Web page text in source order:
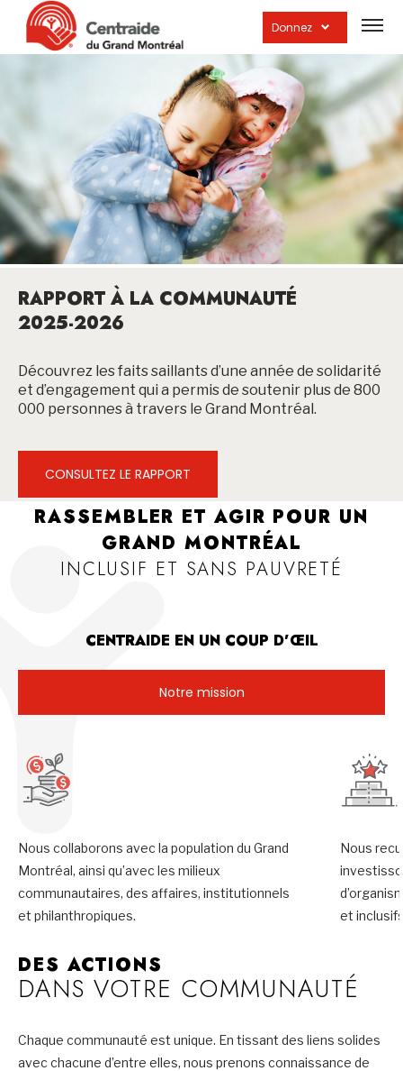
Donnez
la
site
RAPPORT À LA COMMUNAUTÉ
2025-2026
Découvrez les faits saillants d’une année de solidarité
et d’engagement qui a permis de soutenir plus de 800
000 personnes à travers le Grand Montréal.
CONSULTEZ LE RAPPORT
RASSEMBLER ET AGIR POUR UN
GRAND MONTRÉAL
INCLUSIF ET SANS PAUVRETÉ
CENTRAIDE EN UN COUP D’ŒIL
Notre mission
Nous collaborons avec la population du Grand
Montréal, ainsi qu’avec les milieux
communautaires, des affaires, institutionnels
et philanthropiques.
Nous
et
DES ACTIONS
DANS VOTRE COMMUNAUTÉ
Chaque communauté est unique. En tissant des liens solides
avec chacune d’entre elles, nous prenons connaissance de